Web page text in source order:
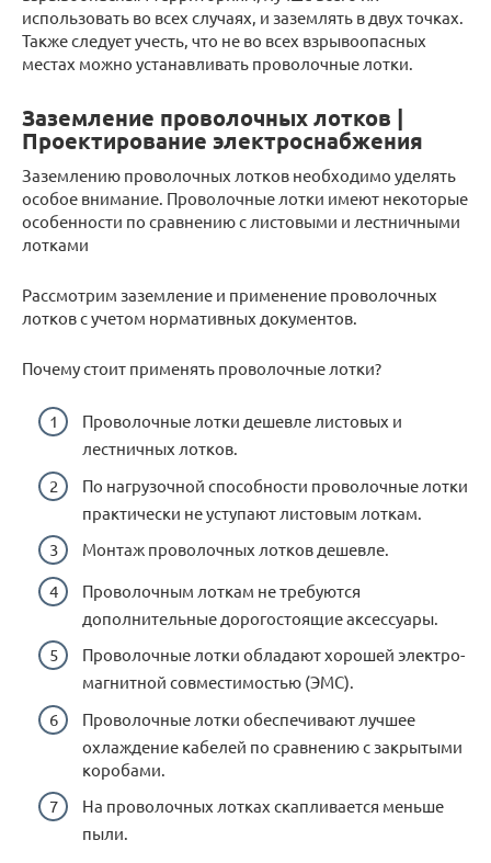
использовать во всех случаях, и заземлять в двух точках.
Также следует учесть, что не во всех взрывоопасных
местах можно устанавливать проволочные лотки.
Заземление проволочных лотков |
Проектирование электроснабжения
Заземлению проволочных лотков необходимо уделять
особое внимание. Проволочные лотки имеют некоторые
особенности по сравнению с листовыми и лестничными
лотками
Рассмотрим заземление и применение проволочных
лотков с учетом нормативных документов.
Почему стоит применять проволочные лотки?
Проволочные лотки дешевле листовых и
лестничных лотков.
По нагрузочной способности проволочные лотки
практически не уступают листовым лоткам.
Монтаж проволочных лотков дешевле.
Проволочным лоткам не требуются
дополнительные дорогостоящие аксессуары.
Проволочные лотки обладают хорошей электро-
магнитной совместимостью (ЭМС).
Проволочные лотки обеспечивают лучшее
охлаждение кабелей по сравнению с закрытыми
коробами.
На проволочных лотках скапливается меньше
пыли.